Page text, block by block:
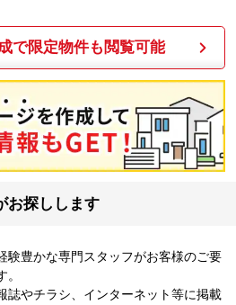
で限定物件も閲覧可能
お探しします
験豊かな専門スタッフがお客様のご要
誌やチラシ、インターネット等に掲載